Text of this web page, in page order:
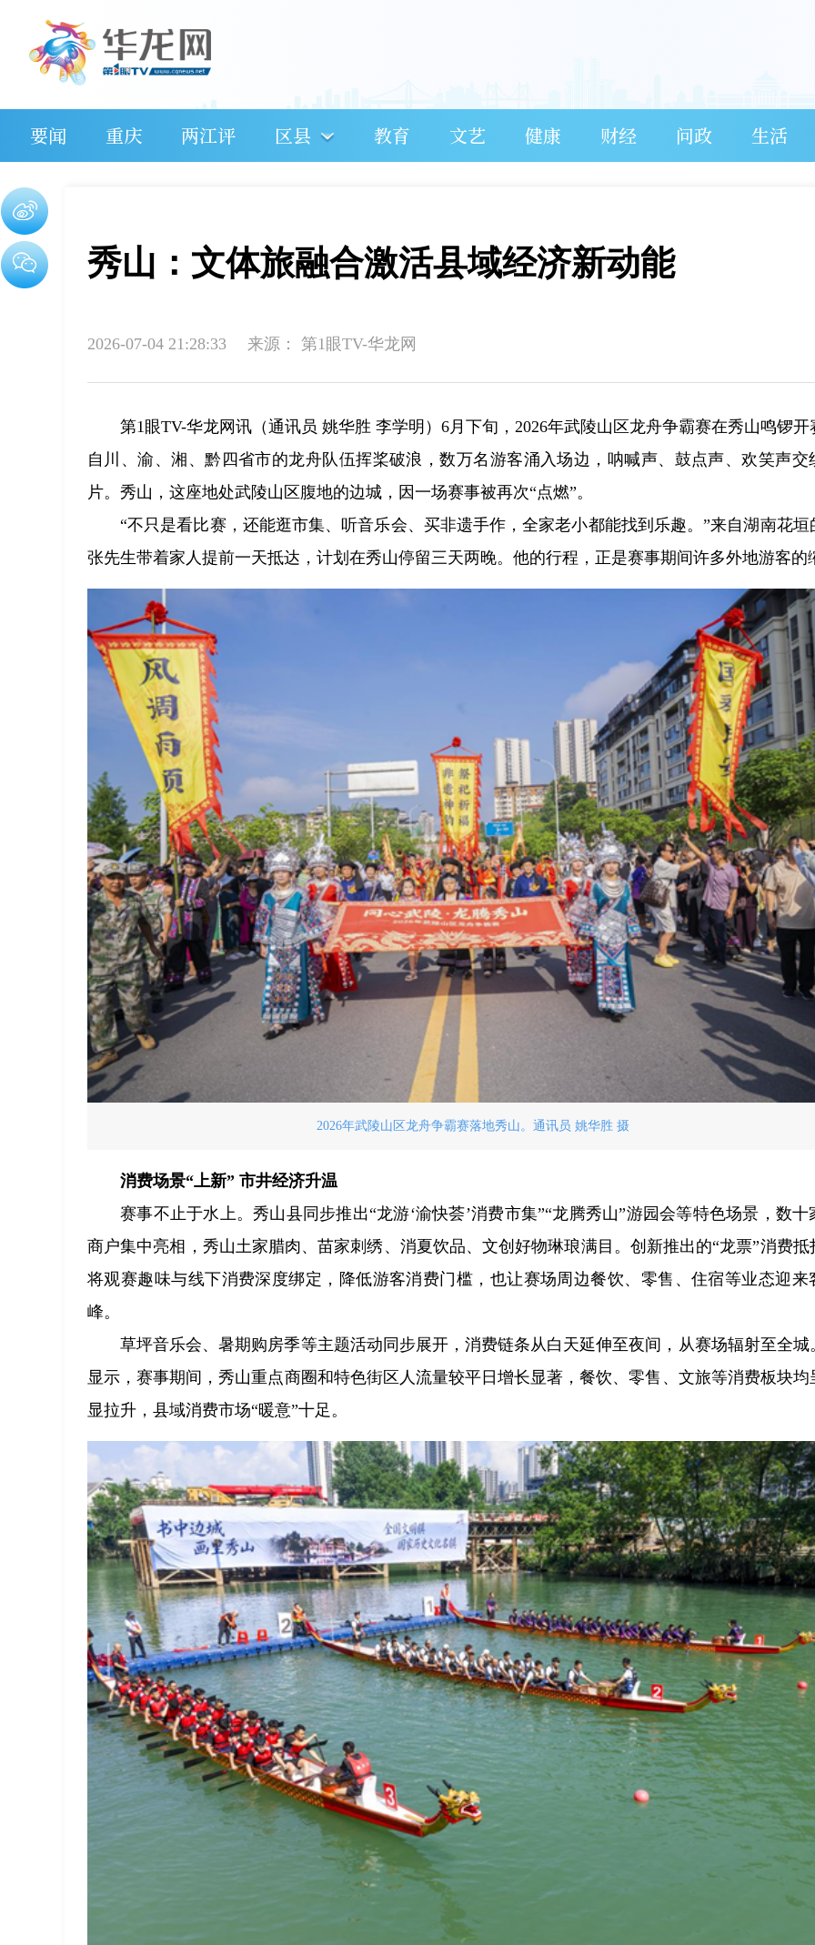
要闻 重庆 两江评 区县 教育 文艺 健康 财经 问政 生活
秀山：文体旅融合激活县域经济新动能
2026-07-04 21:28:33 来源： 第1眼TV-华龙网
第1眼TV-华龙网讯（通讯员 姚华胜 李学明）6月下旬，2026年武陵山区龙舟争霸赛在秀山鸣锣开
自川、渝、湘、黔四省市的龙舟队伍挥桨破浪，数万名游客涌入场边，呐喊声、鼓点声、欢笑声交
片。秀山，这座地处武陵山区腹地的边城，因一场赛事被再次“点燃”。
“不只是看比赛，还能逛市集、听音乐会、买非遗手作，全家老小都能找到乐趣。”来自湖南花垣
张先生带着家人提前一天抵达，计划在秀山停留三天两晚。他的行程，正是赛事期间许多外地游客的
2026年武陵山区龙舟争霸赛落地秀山。通讯员 姚华胜 摄
消费场景“上新” 市井经济升温
赛事不止于水上。秀山县同步推出“龙游‘渝快荟’消费市集”“龙腾秀山”游园会等特色场景，数十
商户集中亮相，秀山土家腊肉、苗家刺绣、消夏饮品、文创好物琳琅满目。创新推出的“龙票”消费抵
将观赛趣味与线下消费深度绑定，降低游客消费门槛，也让赛场周边餐饮、零售、住宿等业态迎来
峰。
草坪音乐会、暑期购房季等主题活动同步展开，消费链条从白天延伸至夜间，从赛场辐射至全城
显示，赛事期间，秀山重点商圈和特色街区人流量较平日增长显著，餐饮、零售、文旅等消费板块均
显拉升，县域消费市场“暖意”十足。